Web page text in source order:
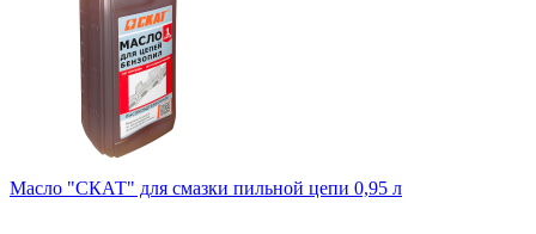
Масло "СКАТ" для смазки пильной цепи 0,95 л